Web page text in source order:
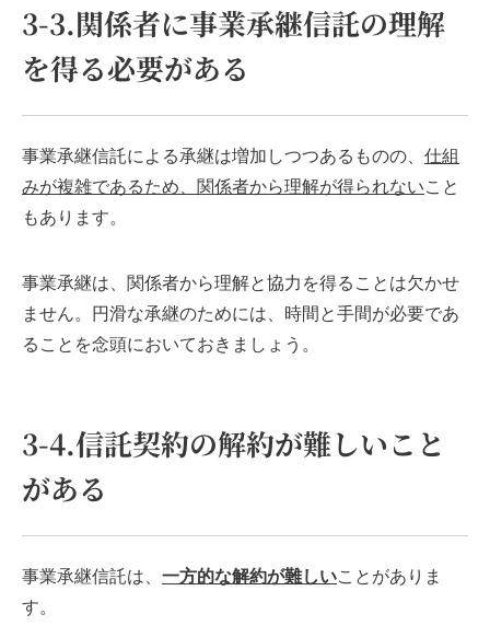
3-3.関係者に事業承継信託の理解
を得る必要がある
事業承継信託による承継は増加しつつあるものの、 仕組
みが複雑であるため、関係者から理解が得られないこと
もあります。
事業承継は、関係者から理解と協力を得ることは欠かせ
ません。円滑な承継のためには、時間と手間が必要であ
ることを念頭においておきましょう。
3-4.信託契約の解約が難しいこと
がある
事業承継信託は、 一方的な解約が難しいことがありま
す。